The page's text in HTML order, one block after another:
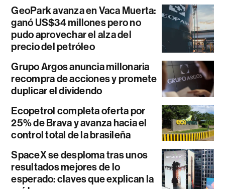
GeoPark avanza en Vaca Muerta:
ganó US$34 millones pero no
pudo aprovechar el alza del
precio del petróleo
Grupo Argos anuncia millonaria
recompra de acciones y promete
duplicar el dividendo
Ecopetrol completa oferta por
25% de Brava y avanza hacia el
control total de la brasileña
SpaceX se desploma tras unos
resultados mejores de lo
esperado: claves que explican la